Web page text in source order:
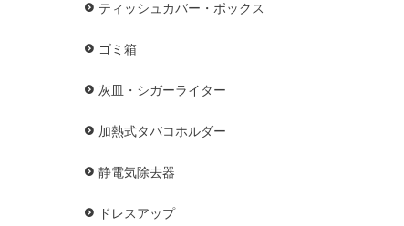
ティッシュカバー・ボックス
ゴミ箱
灰皿・シガーライター
加熱式タバコホルダー
静電気除去器
ドレスアップ